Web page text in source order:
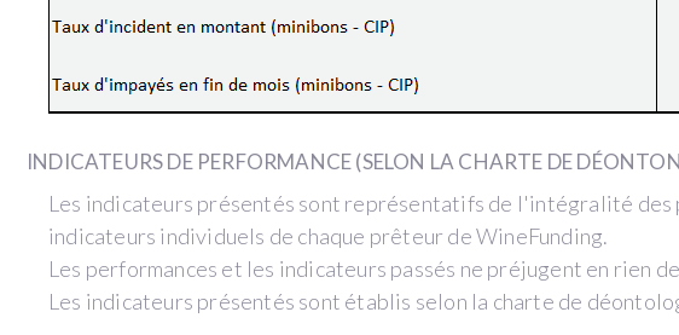
INDICATEURS DE PERFORMANCE (SELON LA CHARTE DE
Les indicateurs présentés sont représentatifs de l'intégralité des
indicateurs individuels de chaque prêteur de WineFunding.
Les performances et les indicateurs passés ne préjugent en rien
Les indicateurs présentés sont établis selon la charte de